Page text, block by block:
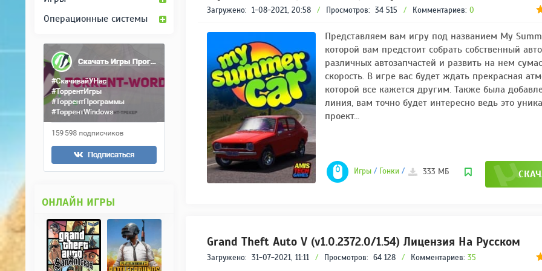
Загружено: 1-08-2021, 20:58 / Просмотров: 34 515 / Комментариев: 0
Представляем вам игру под названием My
которой вам предстоит собрать собственный
различных автозапчастей и развить на нем
скорость. В игре вас будет ждать прекрасная
которой все кажется другим. Также была
линия, вам точно будет интересно ведь это
проект...
333 МБ
Игры/ Гонки/ Симуляторы
Grand Theft Auto V (v1.0.2372.0/1.54) Лицензия На Русском
Загружено: 31-07-2021, 11:11 / Просмотров: 64 128 / Комментариев: 35
Операционные системы
ОНЛАЙН ИГРЫ
ABLETON LIVE
РЕЙТИНГ
4/ 5.0
2.65 ГБ
ADOBE AUDITION CC
[RUS/ENG/X64]
ADOBE MEDIA
ENCODER CC 2020
(V14.0.1.70) REPACK
ADOBE AUDITION CC
2020 (V13.0.4.39)